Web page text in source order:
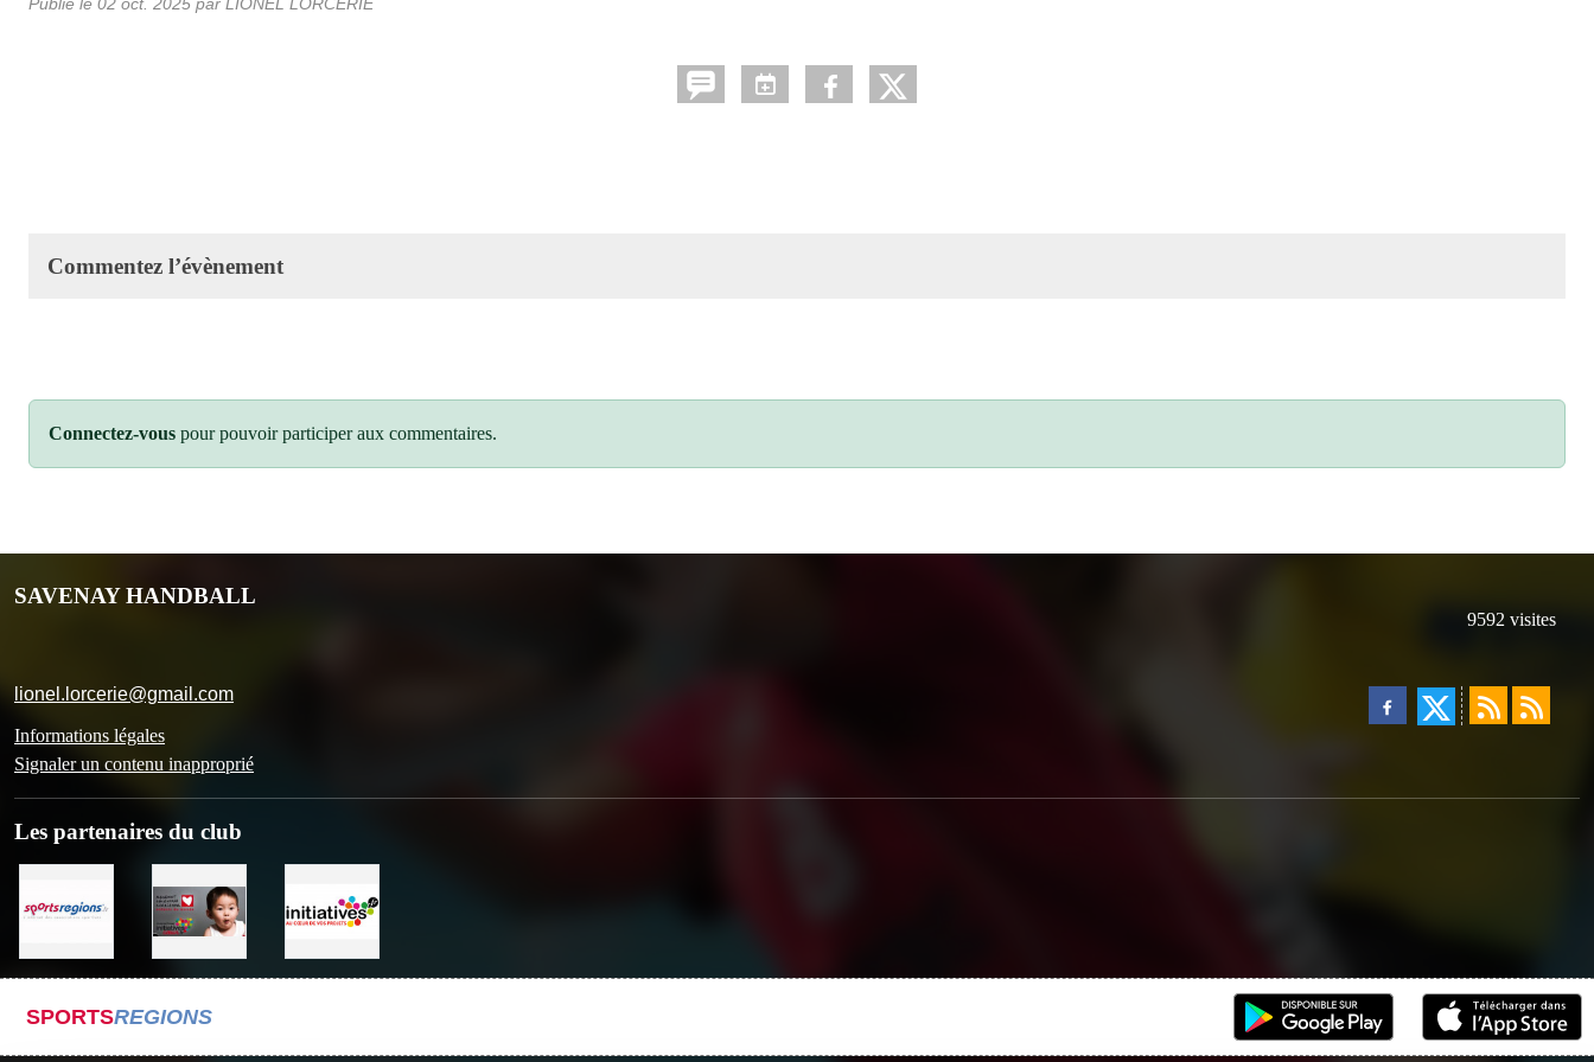
Commentez l’évènement
Connectez-vous pour pouvoir participer aux commentaires.
SAVENAY HANDBALL
lionel.lorcerie@gmail.com
Informations légales
Signaler un contenu inapproprié
9592 visites
Les partenaires du club
SPORTSREGIONS